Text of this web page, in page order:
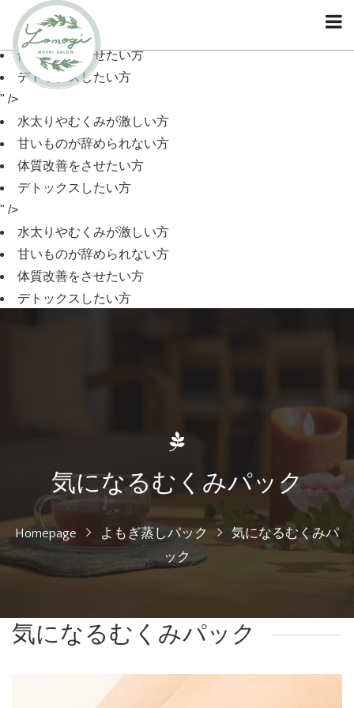
水太りやむくみが激しい方
甘いものが辞められない方
体質改善をさせたい方
デトックスしたい方
" />
水太りやむくみが激しい方
甘いものが辞められない方
体質改善をさせたい方
デトックスしたい方
" />
水太りやむくみが激しい方
甘いものが辞められない方
体質改善をさせたい方
デトックスしたい方
気になるむくみパック
Homepage よもぎ蒸しパック
気になるむくみパ
ック
気になるむくみパック